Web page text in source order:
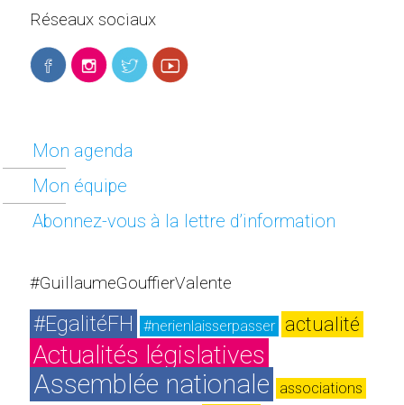
Réseaux sociaux
Mon agenda
Mon équipe
Abonnez-vous à la lettre d’information
#GuillaumeGouffierValente
#EgalitéFH #nerienlaisserpasser actualité
Actualités législatives
Assemblée nationale
associations